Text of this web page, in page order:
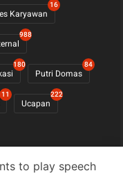
Karyawan
16
988
180
Putri Domas
84
11
Ucapan
222
to play speech